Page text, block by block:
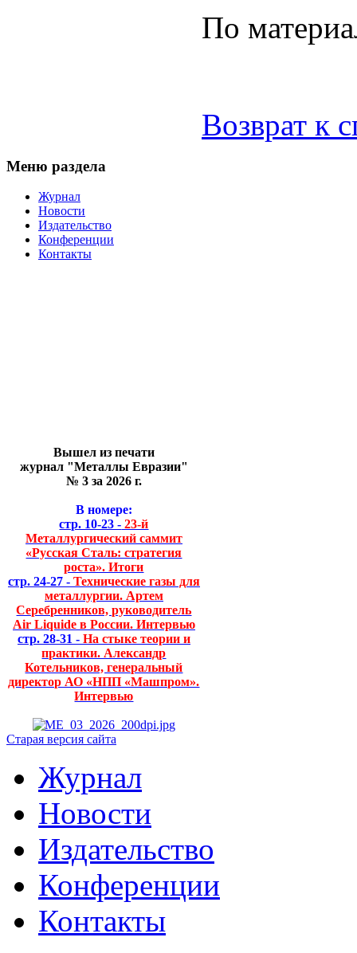
По
Возврат к
Меню раздела
Журнал
Новости
Издательство
Конференции
Контакты
Вышел из печати
журнал "Металлы Евразии"
№ 3 за 2026 г.
В номере:
стр. 10-23 - 23-й
Металлургический саммит
«Русская Сталь: стратегия
роста». Итоги
стр. 24-27 - Технические газы для
металлургии. Артем
Серебренников, руководитель
Air Liquide в России. Интервью
стр. 28-31 - На стыке теории и
практики. Александр
Котельников, генеральный
директор АО «НПП «Машпром».
Интервью
Старая версия сайта
Журнал
Новости
Издательство
Конференции
Контакты